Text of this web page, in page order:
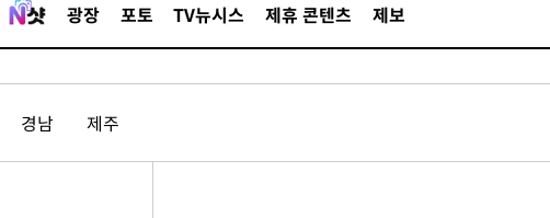
광장 포토 TV뉴시스 제휴 콘텐츠 제보
경남 제주